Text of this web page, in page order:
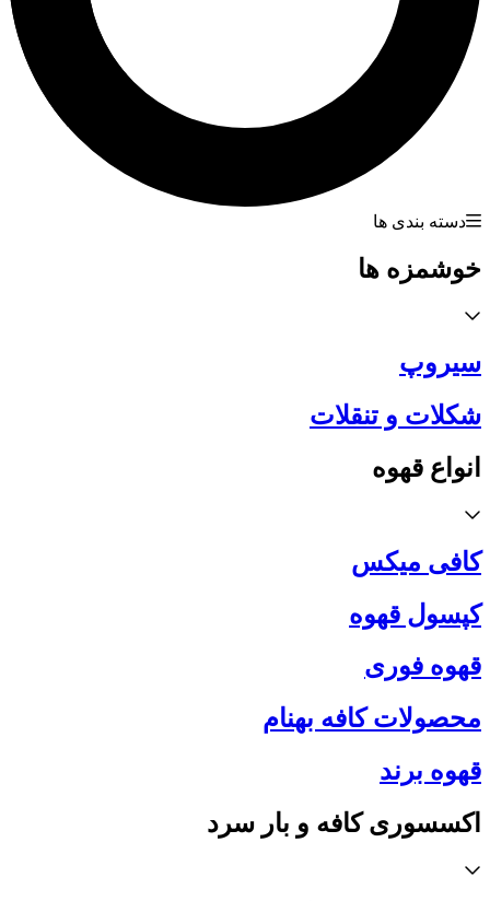
دسته بندی ها
خوشمزه ها
سیروپ
شکلات و تنقلات
انواع قهوه
کافی میکس
کپسول قهوه
قهوه فوری
محصولات کافه بهنام
قهوه برند
اکسسوری کافه و بار سرد